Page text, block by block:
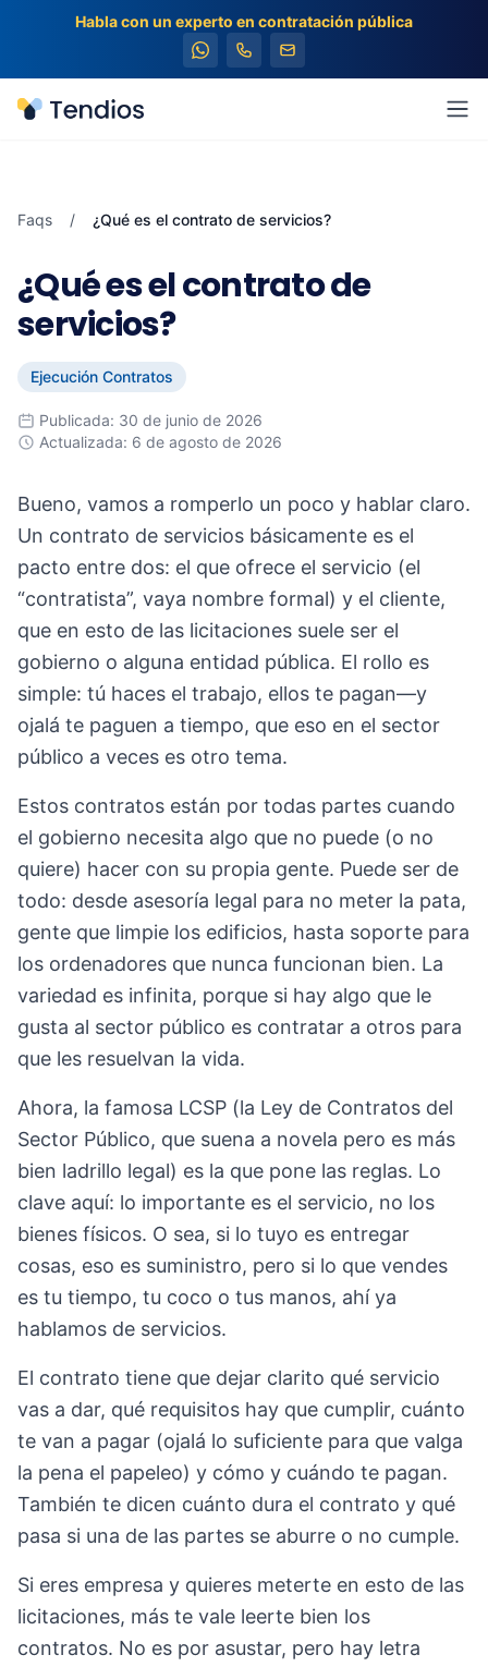
Habla con un experto en contratación pública
Tendios
Faqs / ¿Qué es el contrato de servicios?
¿Qué es el contrato de
servicios?
Ejecución Contratos
Publicada: 30 de junio de 2026
Actualizada: 6 de agosto de 2026
Bueno, vamos a romperlo un poco y hablar claro.
Un contrato de servicios básicamente es el
pacto entre dos: el que ofrece el servicio (el
“contratista”, vaya nombre formal) y el cliente,
que en esto de las licitaciones suele ser el
gobierno o alguna entidad pública. El rollo es
simple: tú haces el trabajo, ellos te pagan—y
ojalá te paguen a tiempo, que eso en el sector
público a veces es otro tema.
Estos contratos están por todas partes cuando
el gobierno necesita algo que no puede (o no
quiere) hacer con su propia gente. Puede ser de
todo: desde asesoría legal para no meter la pata,
gente que limpie los edificios, hasta soporte para
los ordenadores que nunca funcionan bien. La
variedad es infinita, porque si hay algo que le
gusta al sector público es contratar a otros para
que les resuelvan la vida.
Ahora, la famosa LCSP (la Ley de Contratos del
Sector Público, que suena a novela pero es más
bien ladrillo legal) es la que pone las reglas. Lo
clave aquí: lo importante es el servicio, no los
bienes físicos. O sea, si lo tuyo es entregar
cosas, eso es suministro, pero si lo que vendes
es tu tiempo, tu coco o tus manos, ahí ya
hablamos de servicios.
El contrato tiene que dejar clarito qué servicio
vas a dar, qué requisitos hay que cumplir, cuánto
te van a pagar (ojalá lo suficiente para que valga
la pena el papeleo) y cómo y cuándo te pagan.
También te dicen cuánto dura el contrato y qué
pasa si una de las partes se aburre o no cumple.
Si eres empresa y quieres meterte en esto de las
licitaciones, más te vale leerte bien los
contratos. No es por asustar, pero hay letra